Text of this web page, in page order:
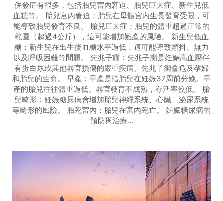
併發症有很多，包括胎兒宮內窘迫、胎兒巨大症、新生兒低
血糖等。 胎兒宮內窘迫：胎兒在母體宮內生長發育受限，可
能導致胎兒發育不良。 胎兒巨大症：胎兒的體重超過正常的
範圍（超過4公斤），這可能增加難產的風險。 新生兒低血
糖：新生兒在出生後血糖水平過低，這可能導致顫抖、無力
以及呼吸困難等問題。 先兆子癇：先兆子癇是妊娠高血壓伴
有蛋白尿或其他器官損傷的嚴重疾病。先兆子癇會危及孕婦
和胎兒的生命。 早產：早產是指胎兒在妊娠37周前分娩。早
產的胎兒往往體重過低、器官發育不成熟，存活率較低。 胎
兒畸形：妊娠糖尿病會增加胎兒神經系統、心臟、泌尿系統
等畸形的風險。 胎死宮內：胎兒在宮內死亡。 妊娠糖尿病的
預防與治療…